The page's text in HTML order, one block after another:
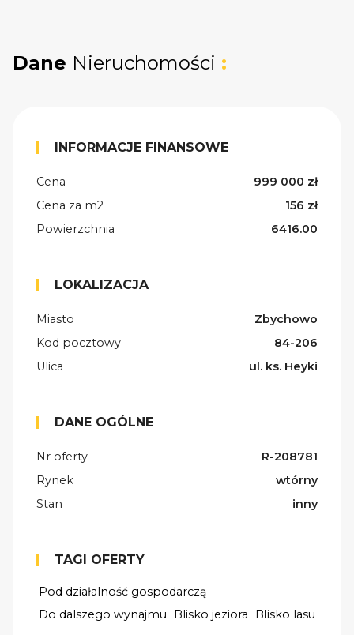
Dane Nieruchomości :
INFORMACJE FINANSOWE
Cena
999 000 zł
Cena za m2
156 zł
Powierzchnia
6416.00
LOKALIZACJA
Miasto
Zbychowo
Kod pocztowy
84-206
Ulica
ul. ks. Heyki
DANE OGÓLNE
Nr oferty
R-208781
Rynek
wtórny
Stan
inny
TAGI OFERTY
Pod działalność gospodarczą
Do dalszego wynajmu
Blisko jeziora Blisko lasu